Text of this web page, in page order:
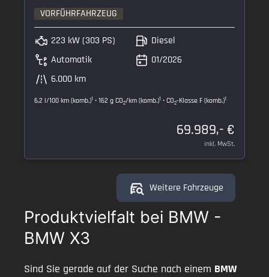
VORFÜHRFAHRZEUG
223 kW (303 PS)
Automatik
6.000 km
Diesel
01/2026
6,2 l/100 km (komb.)1 • 162 g CO2/km (komb.)1 • CO2-Klasse F (komb.)1
69.989,- €
inkl. MwSt.
Weitere Fahrzeuge
Produktvielfalt bei BMW -
BMW X3
Sind Sie gerade auf der Suche nach einem BMW